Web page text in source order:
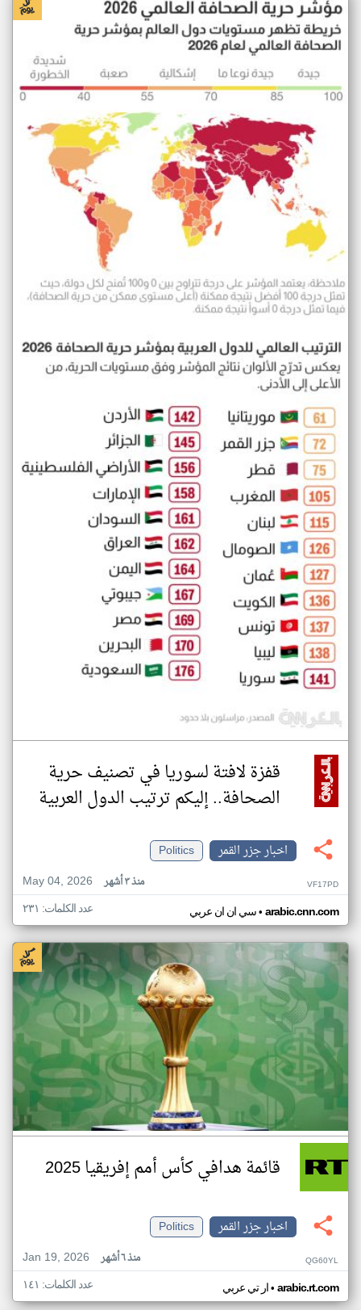
قفزة لافتة لسوريا في تصنيف حرية
الصحافة.. إليكم ترتيب الدول العربية
اخبار جزر القمر
Politics
May 04, 2026
منذ ٣ أشهر VF17PD
سي ان ان عربي• arabic.cnn.com عدد الكلمات: ٢٣١
قائمة هدافي كأس أمم إفريقيا 2025
اخبار جزر القمر
Politics
Jan 19, 2026
منذ ٦ أشهر QG60YL
ار تي عربي• arabic.rt.com عدد الكلمات: ١٤١